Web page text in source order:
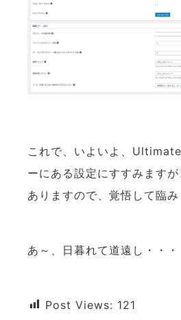
これで、いよいよ、
ーにある設定にすすみます
ありますので、覚悟して臨み
あ～、日暮れて道遠し・・・
Post Views: 121